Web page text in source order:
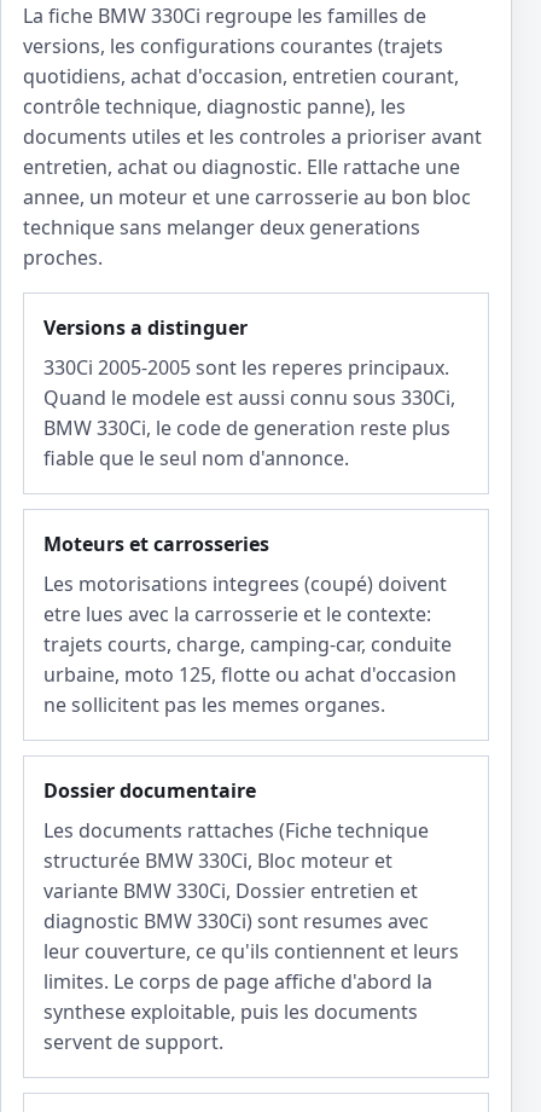
La fiche BMW 330Ci regroupe les familles de
versions, les configurations courantes (trajets
quotidiens, achat d'occasion, entretien courant,
contrôle technique, diagnostic panne), les
documents utiles et les controles a prioriser avant
entretien, achat ou diagnostic. Elle rattache une
annee, un moteur et une carrosserie au bon bloc
technique sans melanger deux generations
proches.
Versions a distinguer
330Ci 2005-2005 sont les reperes principaux.
Quand le modele est aussi connu sous 330Ci,
BMW 330Ci, le code de generation reste plus
fiable que le seul nom d'annonce.
Moteurs et carrosseries
Les motorisations integrees (coupé) doivent
etre lues avec la carrosserie et le contexte:
trajets courts, charge, camping-car, conduite
urbaine, moto 125, flotte ou achat d'occasion
ne sollicitent pas les memes organes.
Dossier documentaire
Les documents rattaches (Fiche technique
structurée BMW 330Ci, Bloc moteur et
variante BMW 330Ci, Dossier entretien et
diagnostic BMW 330Ci) sont resumes avec
leur couverture, ce qu'ils contiennent et leurs
limites. Le corps de page affiche d'abord la
synthese exploitable, puis les documents
servent de support.